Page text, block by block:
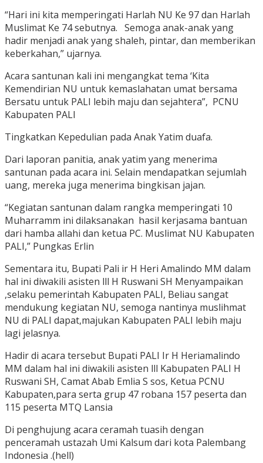
“Hari ini kita memperingati Harlah NU Ke 97 dan Harlah
Muslimat Ke 74 sebutnya. Semoga anak-anak yang
hadir menjadi anak yang shaleh, pintar, dan memberikan
keberkahan,” ujarnya.
Acara santunan kali ini mengangkat tema ‘Kita
Kemendirian NU untuk kemaslahatan umat bersama
Bersatu untuk PALI lebih maju dan sejahtera”, PCNU
Kabupaten PALI
Tingkatkan Kepedulian pada Anak Yatim duafa.
Dari laporan panitia, anak yatim yang menerima
santunan pada acara ini. Selain mendapatkan sejumlah
uang, mereka juga menerima bingkisan jajan.
“Kegiatan santunan dalam rangka memperingati 10
Muharramm ini dilaksanakan hasil kerjasama bantuan
dari hamba allahi dan ketua PC. Muslimat NU Kabupaten
PALI,” Pungkas Erlin
Sementara itu, Bupati Pali ir H Heri Amalindo MM dalam
hal ini diwakili asisten lll H Ruswani SH Menyampaikan
,selaku pemerintah Kabupaten PALI, Beliau sangat
mendukung kegiatan NU, semoga nantinya muslihmat
NU di PALI dapat,majukan Kabupaten PALI lebih maju
lagi jelasnya.
Hadir di acara tersebut Bupati PALI Ir H Heriamalindo
MM dalam hal ini diwakili asisten lll Kabupaten PALI H
Ruswani SH, Camat Abab Emlia S sos, Ketua PCNU
Kabupaten,para serta grup 47 robana 157 peserta dan
115 peserta MTQ Lansia
Di penghujung acara ceramah tuasih dengan
penceramah ustazah Umi Kalsum dari kota Palembang
Indonesia .(hell)